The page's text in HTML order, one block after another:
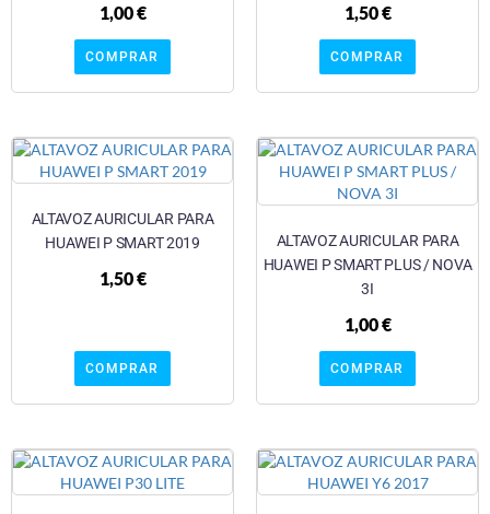
1,00€
COMPRAR
1,50€
COMPRAR
ALTAVOZ AURICULAR PARA
HUAWEI P SMART 2019
1,50€
COMPRAR
ALTAVOZ AURICULAR PARA
HUAWEI P SMART PLUS / NOVA
3I
1,00€
COMPRAR